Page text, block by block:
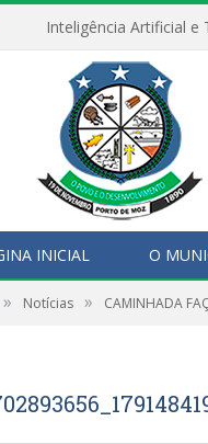
INICIAL O
» Notícias » CAMINHADA